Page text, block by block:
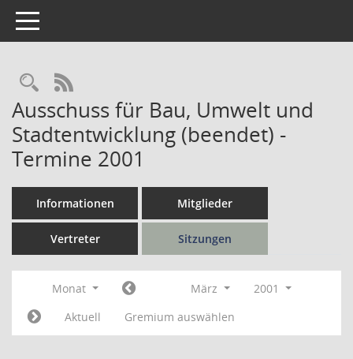
Toggle navigation
Rechercheauswahl
RSS-Feed
Ausschuss für Bau, Umwelt und
Stadtentwicklung (beendet) -
Termine 2001
Informationen Mitglieder
Vertreter Sitzungen
Monat März
2001
Aktuell
Gremium auswählen